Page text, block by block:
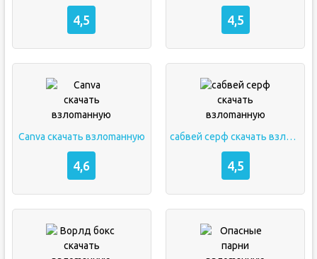
4,5 4,5
Canva скачать взлоmанную
4,6
сабвей серф скачать взлоmанную
4,5